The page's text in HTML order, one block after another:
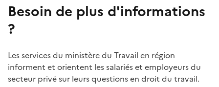
Besoin de plus d'informations
?
Les services du ministère du Travail en région
informent et orientent les salariés et employeurs du
secteur privé sur leurs questions en droit du travail.